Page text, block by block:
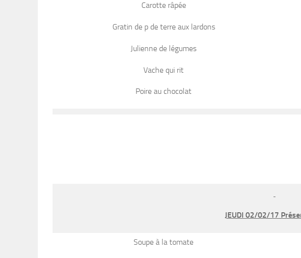
Carotte râpée
Gratin de p de terre aux lardons
Julienne de légumes
Vache qui rit
Poire au chocolat
JEUDI 02/02/17
Soupe à la tomate